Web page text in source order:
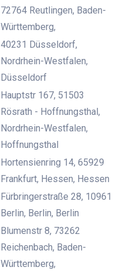
72764 Reutlingen, Baden-
Württemberg,
40231 Düsseldorf,
Nordrhein-Westfalen,
Düsseldorf
Hauptstr 167, 51503
Rösrath - Hoffnungsthal,
Nordrhein-Westfalen,
Hoffnungsthal
Hortensienring 14, 65929
Frankfurt, Hessen, Hessen
Fürbringerstraße 28, 10961
Berlin, Berlin, Berlin
Blumenstr 8, 73262
Reichenbach, Baden-
Württemberg,